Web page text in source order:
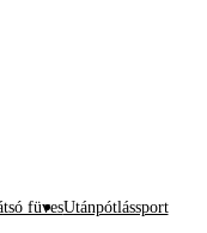
füvesUtánpótlássport